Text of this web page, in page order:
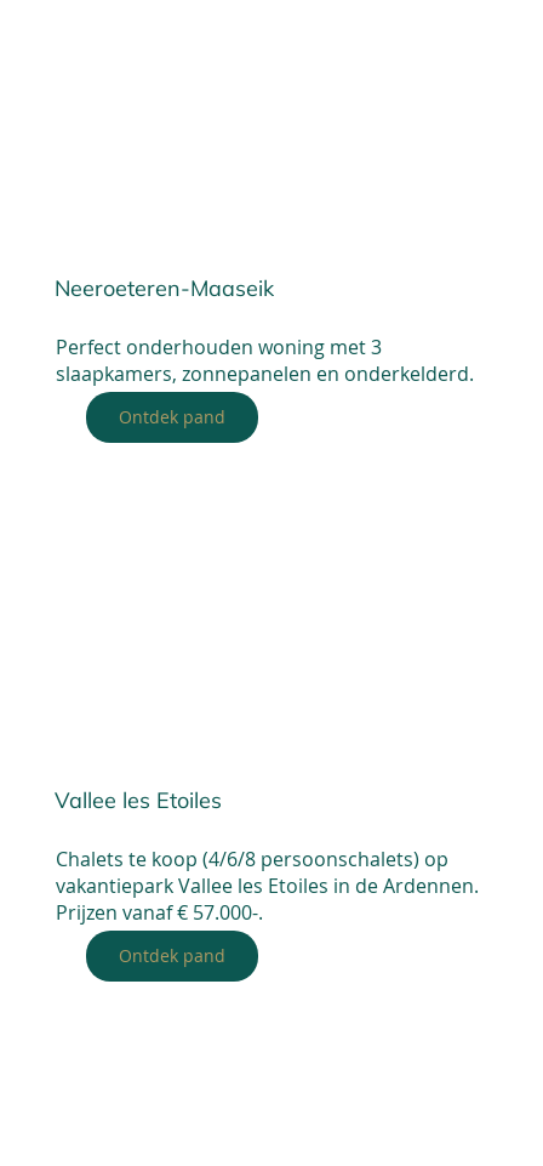
Neeroeteren-Maaseik
Perfect onderhouden woning met 3
slaapkamers, zonnepanelen en onderkelderd.
Ontdek pand
Vallee les Etoiles
Chalets te koop (4/6/8 persoonschalets) op
vakantiepark Vallee les Etoiles in de Ardennen.
Prijzen vanaf € 57.000-.
Ontdek pand